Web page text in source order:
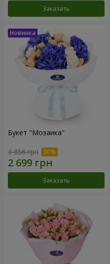
Заказать
Букет "Мозаика"
3 856 грн
Заказать